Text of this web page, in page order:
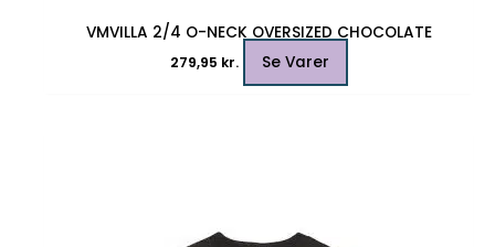
VMVILLA 2/4 O-NECK OVERSIZED CHOCOLATE
279,95 kr. Se Varer